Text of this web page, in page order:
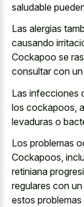
saludable
Las alergias
causando
Cockapoo se
consultar con
Las infecciones
los cockapoos,
levaduras o
Los problemas
Cockapoos,
retiniana
regulares con
estos problemas